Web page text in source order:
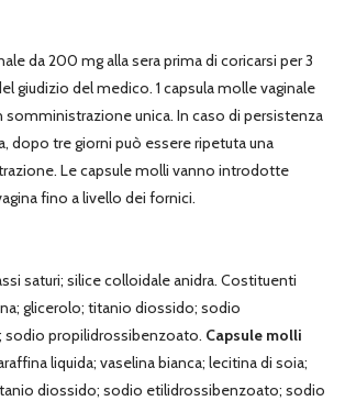
da 200 mg alla sera prima di coricarsi per 3
giudizio del medico. 1 capsula molle vaginale
somministrazione unica. In caso di persistenza
dopo tre giorni può essere ripetuta una
Le capsule molli vanno introdotte
fino a livello dei fornici.
saturi; silice colloidale anidra. Costituenti
glicerolo; titanio diossido; sodio
propilidrossibenzoato. Capsule molli
liquida; vaselina bianca; lecitina di soia;
diossido; sodio etilidrossibenzoato; sodio